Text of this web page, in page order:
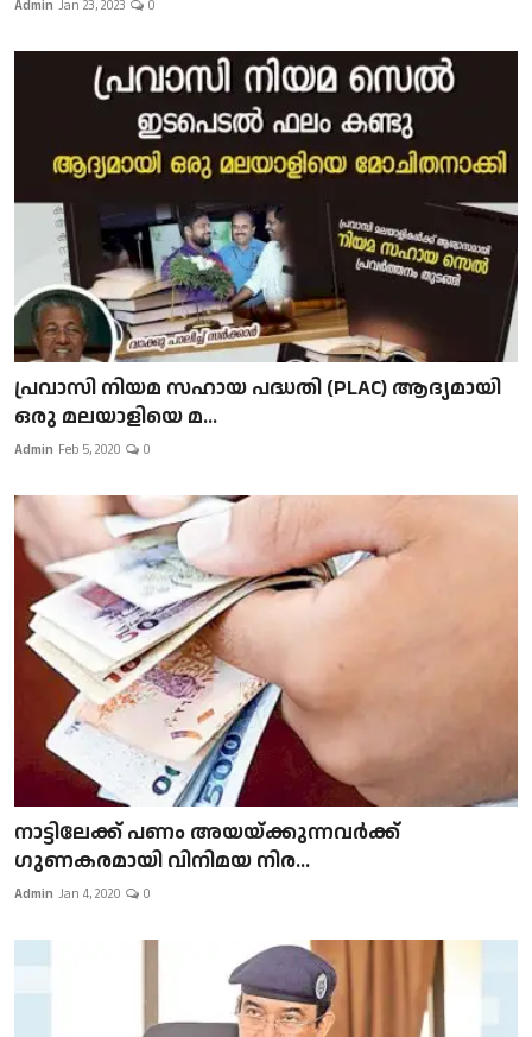
Admin Jan 23, 2023 0
പ്രവാസി നിയമ സഹായ പദ്ധതി (PLAC) ആദ്യമായി
ഒരു മലയാളിയെ മ...
Admin Feb 5, 2020 0
നാട്ടിലേക്ക് പണം അയയ്ക്കുന്നവർക്ക്
ഗുണകരമായി വിനിമയ നിര...
Admin Jan 4, 2020 0